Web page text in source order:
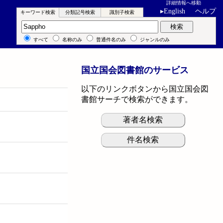
詳細情報へ移動
▸English ヘルプ
キーワード検索 分類記号検索 識別子検索
キーワード検索 検索
すべて 名称のみ 普通件名のみ ジャンルのみ
国立国会図書館のサービス
以下のリンクボタンから国立国会図
書館サーチで検索ができます。
著者名検索
件名検索